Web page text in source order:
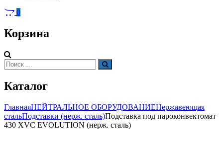
Автоматические кофемашины
Капельные кофемашины
Суперавтоматы
Вспомогательное оборудование
Кукурузоварки
Микроволновые печи
0
Корзина
Искать: Поиск
Каталог
ГлавнаяНЕЙТРАЛЬНОЕ ОБОРУДОВАНИЕНержавеющая
стальПодставки (нерж. сталь)Подставка под пароконвектомат
430 XVC EVOLUTION (нерж. сталь)